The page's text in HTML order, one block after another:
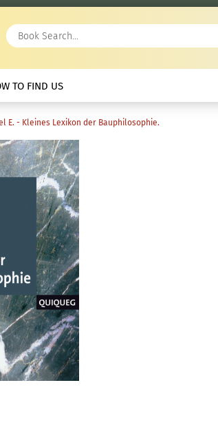
TO FIND US
E. - Kleines Lexikon der Bauphilosophie.